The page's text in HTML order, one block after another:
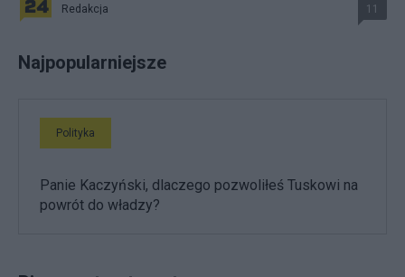
Redakcja 11
Najpopularniejsze
Polityka
Panie Kaczyński, dlaczego pozwoliłeś Tuskowi na
powrót do władzy?